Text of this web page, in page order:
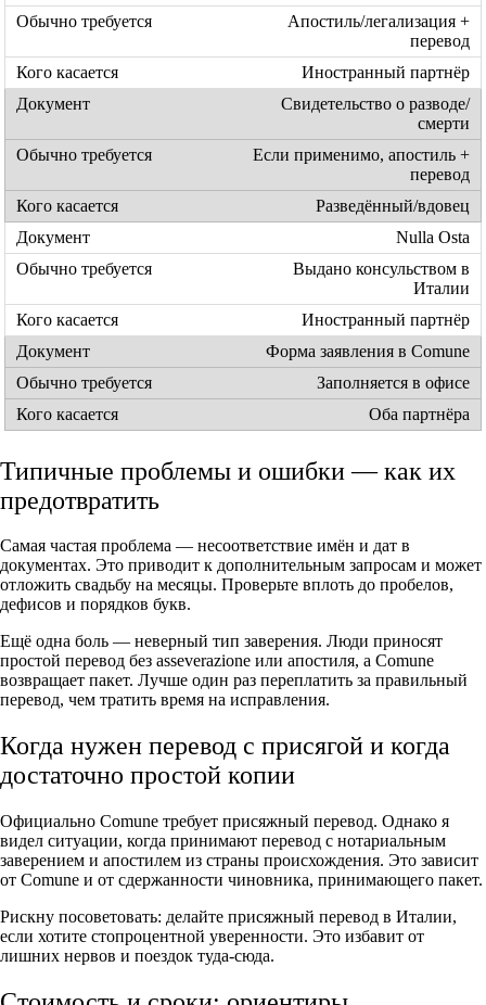
Апостиль/легализация +
перевод
Иностранный партнёр
Свидетельство о разводе/
смерти
Если применимо, апостиль +
перевод
Разведённый/вдовец
Nulla Osta
Выдано консульством в
Италии
Иностранный партнёр
Форма заявления в Comune
Заполняется в офисе
Оба партнёра
Типичные проблемы и ошибки — как их
предотвратить
Самая частая проблема — несоответствие имён и дат в
документах. Это приводит к дополнительным запросам и может
отложить свадьбу на месяцы. Проверьте вплоть до пробелов,
дефисов и порядков букв.
Ещё одна боль — неверный тип заверения. Люди приносят
простой перевод без asseverazione или апостиля, а Comune
возвращает пакет. Лучше один раз переплатить за правильный
перевод, чем тратить время на исправления.
Когда нужен перевод с присягой и когда
достаточно простой копии
Официально Comune требует присяжный перевод. Однако я
видел ситуации, когда принимают перевод с нотариальным
заверением и апостилем из страны происхождения. Это зависит
от Comune и от сдержанности чиновника, принимающего пакет.
Рискну посоветовать: делайте присяжный перевод в Италии,
если хотите стопроцентной уверенности. Это избавит от
лишних нервов и поездок туда-сюда.